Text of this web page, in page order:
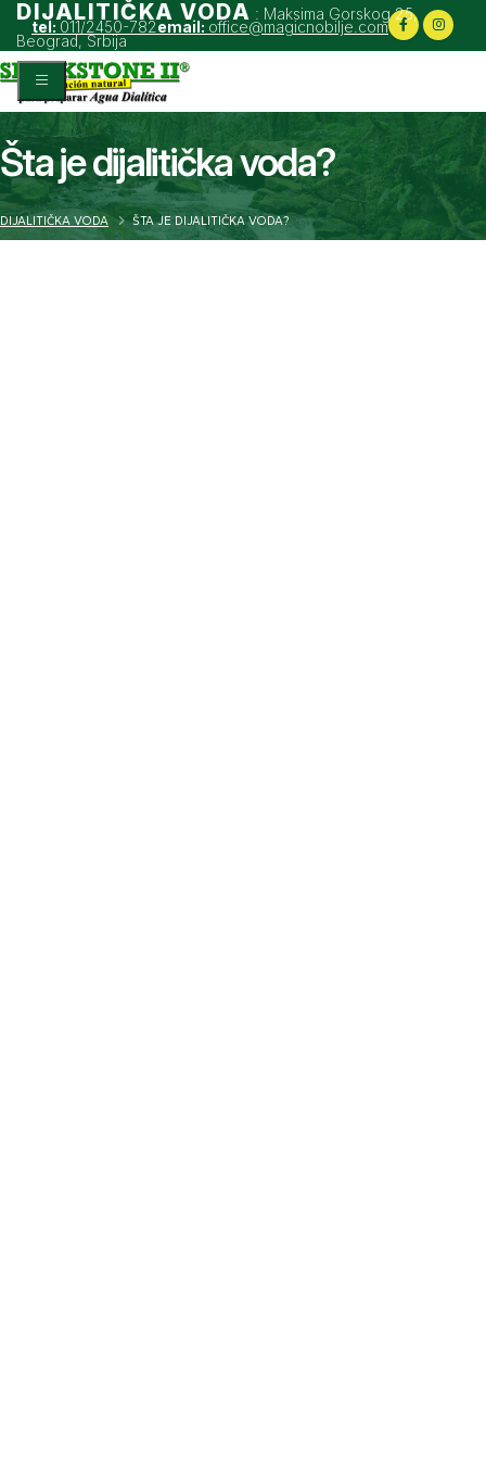
DIJALITIČKA VODA : Maksima Gorskog 25,
Beograd, Srbija
tel: 011/2450-782email: office@magicnobilje.com
Šta je dijalitička voda?
DIJALITIČKA VODA ŠTA JE DIJALITIČKA VODA?